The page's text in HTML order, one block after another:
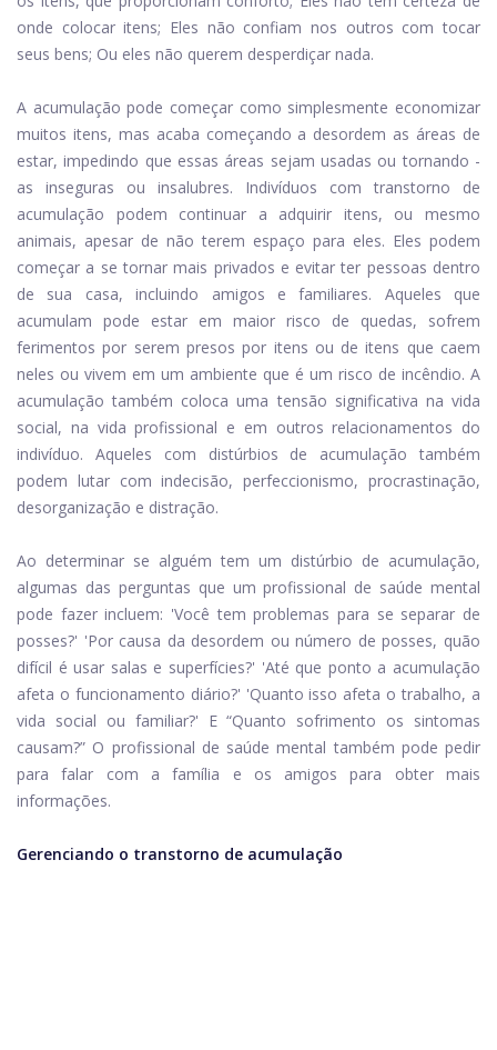
onde colocar itens; Eles não confiam nos outros com tocar
seus bens; Ou eles não querem desperdiçar nada.
A acumulação pode começar como simplesmente economizar
muitos itens, mas acaba começando a desordem as áreas de
estar, impedindo que essas áreas sejam usadas ou tornando -
as inseguras ou insalubres. Indivíduos com transtorno de
acumulação podem continuar a adquirir itens, ou mesmo
animais, apesar de não terem espaço para eles. Eles podem
começar a se tornar mais privados e evitar ter pessoas dentro
de sua casa, incluindo amigos e familiares. Aqueles que
acumulam pode estar em maior risco de quedas, sofrem
ferimentos por serem presos por itens ou de itens que caem
neles ou vivem em um ambiente que é um risco de incêndio. A
acumulação também coloca uma tensão significativa na vida
social, na vida profissional e em outros relacionamentos do
indivíduo. Aqueles com distúrbios de acumulação também
podem lutar com indecisão, perfeccionismo, procrastinação,
desorganização e distração.
Ao determinar se alguém tem um distúrbio de acumulação,
algumas das perguntas que um profissional de saúde mental
pode fazer incluem: 'Você tem problemas para se separar de
posses?' 'Por causa da desordem ou número de posses, quão
difícil é usar salas e superfícies?' 'Até que ponto a acumulação
afeta o funcionamento diário?' 'Quanto isso afeta o trabalho, a
vida social ou familiar?' E “Quanto sofrimento os sintomas
causam?” O profissional de saúde mental também pode pedir
para falar com a família e os amigos para obter mais
informações.
Gerenciando o transtorno de acumulação